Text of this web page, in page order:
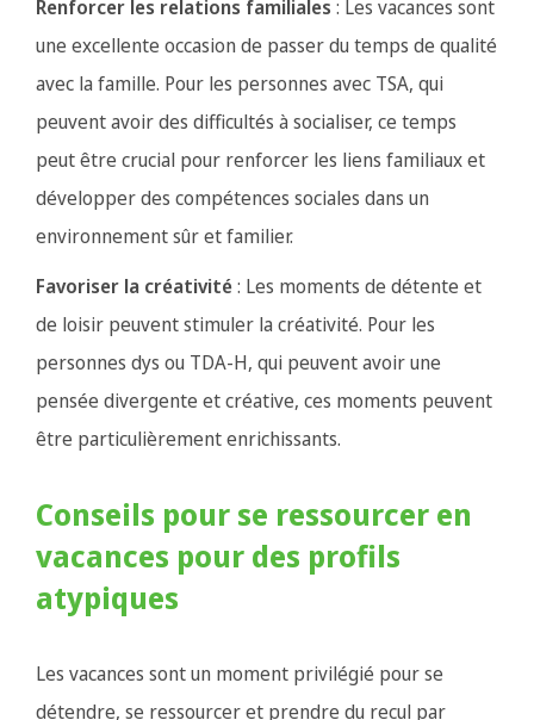
Renforcer les relations familiales : Les vacances sont
une excellente occasion de passer du temps de qualité
avec la famille. Pour les personnes avec TSA, qui
peuvent avoir des difficultés à socialiser, ce temps
peut être crucial pour renforcer les liens familiaux et
développer des compétences sociales dans un
environnement sûr et familier.
Favoriser la créativité: Les moments de détente et
de loisir peuvent stimuler la créativité. Pour les
personnes dys ou TDA-H, qui peuvent avoir une
pensée divergente et créative, ces moments peuvent
être particulièrement enrichissants.
Conseils pour se ressourcer en
vacances pour des profils
atypiques
Les vacances sont un moment privilégié pour se
détendre, se ressourcer et prendre du recul par